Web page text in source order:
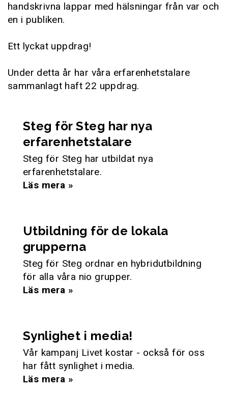
handskrivna lappar med hälsningar från var och
en i publiken.
Ett lyckat uppdrag!
Under detta år har våra erfarenhetstalare
sammanlagt haft 22 uppdrag.
Steg för Steg har nya
erfarenhetstalare
Steg för Steg har utbildat nya
erfarenhetstalare.
Läs mera »
Utbildning för de lokala
grupperna
Steg för Steg ordnar en hybridutbildning
för alla våra nio grupper.
Läs mera »
Synlighet i media!
Vår kampanj Livet kostar - också för oss
har fått synlighet i media.
Läs mera »